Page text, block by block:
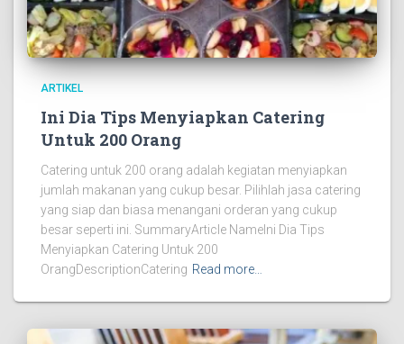
ARTIKEL
Ini Dia Tips Menyiapkan Catering
Untuk 200 Orang
Catering untuk 200 orang adalah kegiatan menyiapkan
jumlah makanan yang cukup besar. Pilihlah jasa catering
yang siap dan biasa menangani orderan yang cukup
besar seperti ini. SummaryArticle NameIni Dia Tips
Menyiapkan Catering Untuk 200
OrangDescriptionCatering Read more…